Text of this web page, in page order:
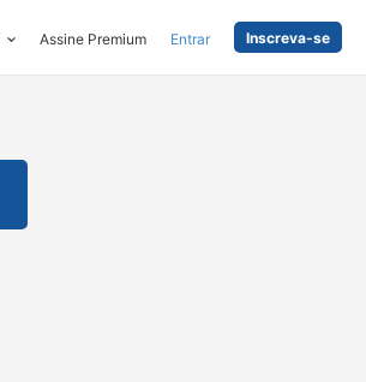
Assine Premium Entrar Inscreva-se